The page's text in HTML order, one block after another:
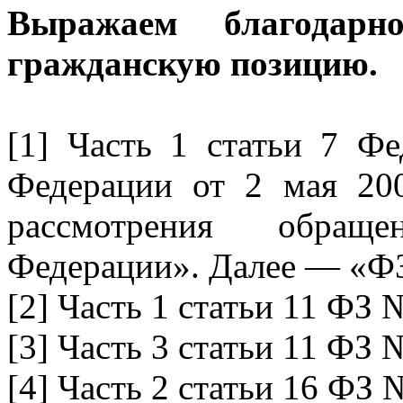
Выражаем
гражданскую позицию.
[1] Часть 1 статьи 7
Федерации от 2 мая
рассмотрения
Федерации». Далее —
[2] Часть 1 статьи 11 ФЗ
[3] Часть 3 статьи 11 ФЗ
[4] Часть 2 статьи 16 ФЗ